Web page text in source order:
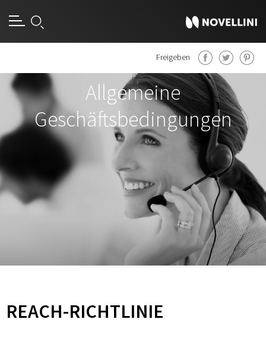
Freigeben
Allgemeine
Geschäftsbedingungen
REACH-RICHTLINIE